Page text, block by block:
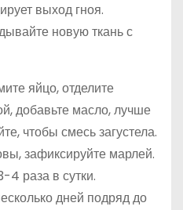
выход гноя.
новую ткань с
яйцо, отделите
добавьте масло, лучше
чтобы смесь загустела.
зафиксируйте марлей.
4 раза в сутки.
дней подряд до